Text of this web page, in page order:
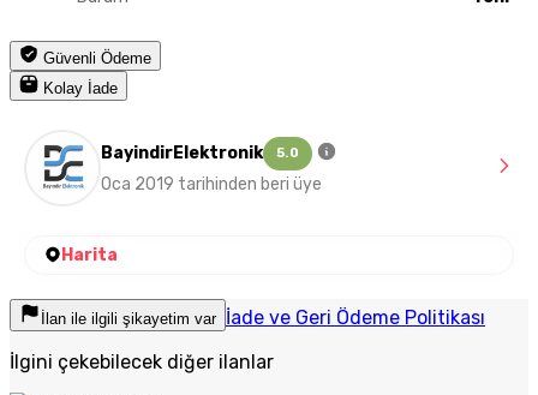
Güvenli Ödeme
Kolay İade
BayindirElektronik 5.0
Oca 2019 tarihinden beri üye
Harita
İlan ile ilgili şikayetim var İade ve Geri Ödeme Politikası
İlgini çekebilecek diğer ilanlar